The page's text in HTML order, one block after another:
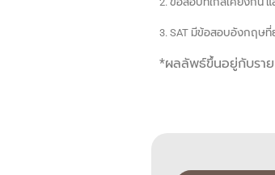
3. SAT มีข้อสอบอังกฤษที่
*ผลลัพธ์ขึ้นอยู่กับรา